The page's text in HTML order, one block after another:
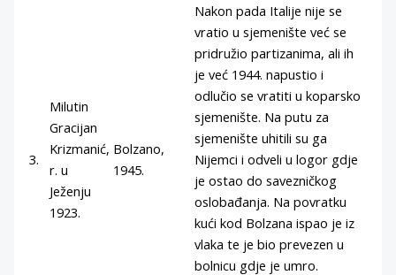
3.
Milutin
Gracijan
Krizmanić,
r. u
Ježenju
1923.
Bolzano,
1945.
Nakon pada Italije nije se
vratio u sjemenište već se
pridružio partizanima, ali ih
je već 1944. napustio i
odlučio se vratiti u koparsko
sjemenište. Na putu za
sjemenište uhitili su ga
Nijemci i odveli u logor gdje
je ostao do savezničkog
oslobađanja. Na povratku
kući kod Bolzana ispao je iz
vlaka te je bio prevezen u
bolnicu gdje je umro.